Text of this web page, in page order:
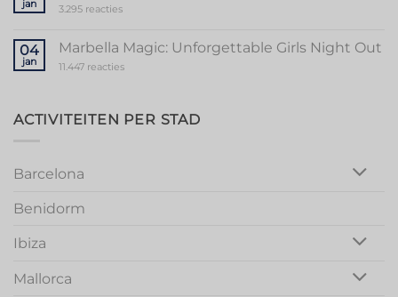
Memorable
Party
jan 3.295 reactiesop
Party
in
Vibrant
04
jan
Marbella Magic: Unforgettable Girls Night Out
11.447 reactiesop
Girls
Night
ACTIVITEITEN PER STAD
Barcelona
Benidorm
Ibiza
Mallorca